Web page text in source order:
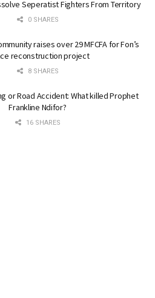
Seperatist Fighters From Territory
0 SHARES
raises over 29 MFCFA for Fon’s
reconstruction project
8 SHARES
or Road Accident: What killed Prophet
Frankline Ndifor?
16 SHARES